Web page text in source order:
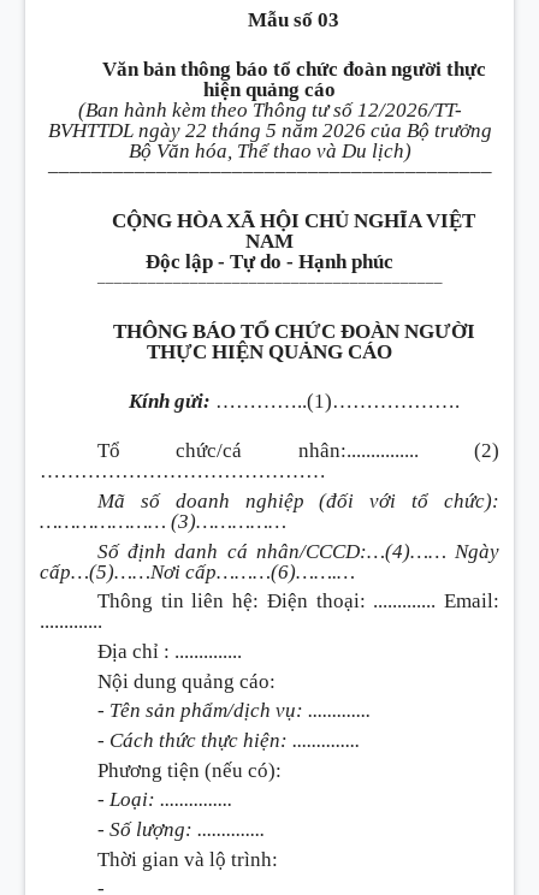
Mẫu số 03
Văn bản thông báo tổ chức đoàn người thực
hiện quảng cáo
(Ban hành kèm theo Thông tư số 12/2026/TT-
BVHTTDL ngày 22 tháng 5 năm 2026 của Bộ trưởng
Bộ Văn hóa, Thể thao và Du lịch)
_________________________________________
CỘNG HÒA XÃ HỘI CHỦ NGHĨA VIỆT
NAM
Độc lập - Tự do - Hạnh phúc
_________________________________________
THÔNG BÁO TỔ CHỨC ĐOÀN NGƯỜI
THỰC HIỆN QUẢNG CÁO
Kính gửi: …………..(1)……………….
Tổ chức/cá nhân:............... (2)
……………………………………
Mã số doanh nghiệp (đối với tổ chức):
………………… (3)……………
Số định danh cá nhân/CCCD:…(4)…… Ngày
cấp…(5)……Nơi cấp………(6)…….…
Thông tin liên hệ: Điện thoại: ............. Email:
.............
Địa chỉ : ..............
Nội dung quảng cáo:
- Tên sản phẩm/dịch vụ: .............
- Cách thức thực hiện: ..............
Phương tiện (nếu có):
- Loại: ...............
- Số lượng: ..............
Thời gian và lộ trình:
-